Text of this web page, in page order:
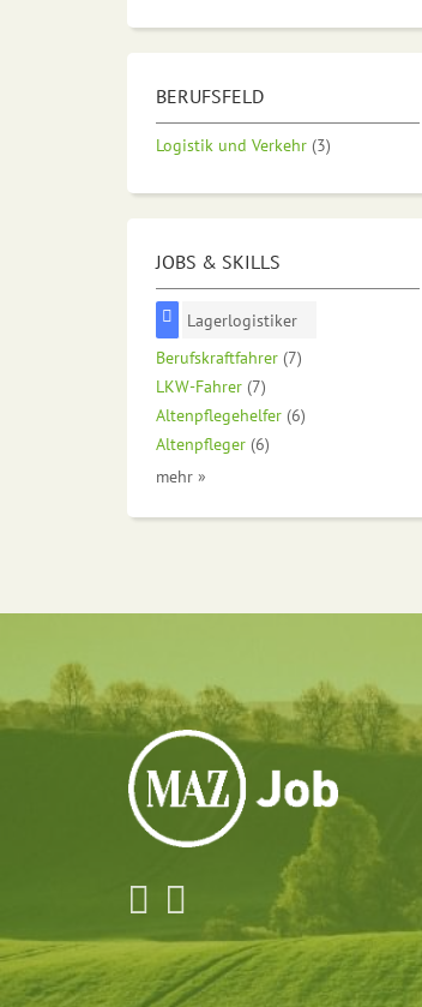
BERUFSFELD
Logistik und Verkehr (3)
JOBS & SKILLS
Lagerlogistiker
Berufskraftfahrer (7)
LKW-Fahrer (7)
Altenpflegehelfer (6)
Altenpfleger (6)
mehr »